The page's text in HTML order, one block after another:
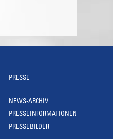
PRESSE
NEWS-ARCHIV
PRESSEINFORMATIONEN
PRESSEBILDER